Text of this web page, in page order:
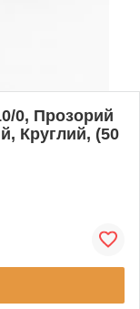
0, Прозорий
Круглий, (50